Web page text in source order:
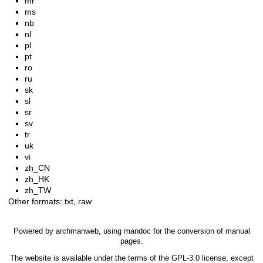
ms
nb
nl
pl
pt
ro
ru
sk
sl
sr
sv
tr
uk
vi
zh_CN
zh_HK
zh_TW
Other formats: txt raw
Powered by archmanweb, using mandoc for the conversion of manual
pages.
The website is available under the terms of the GPL-3.0license, except